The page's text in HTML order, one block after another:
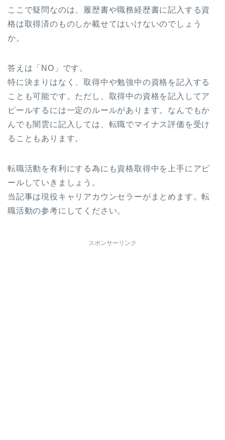
ここで疑問なのは、履歴書や職務経歴書に記入する資
格は取得済のものしか載せてはいけないのでしょう
か。
答えは「NO」です。
特に決まりはなく、取得中や勉強中の資格を記入する
ことも可能です。ただし、取得中の資格を記入してア
ピールするには一定のルールがあります。なんでもか
んでも闇雲に記入しては、転職でマイナス評価を受け
ることもあります。
転職活動を有利にする為にも資格取得中を上手にアピ
ールしていきましょう。
当記事は現役キャリアカウンセラーがまとめます。転
職活動の参考にしてください。
スポンサーリンク